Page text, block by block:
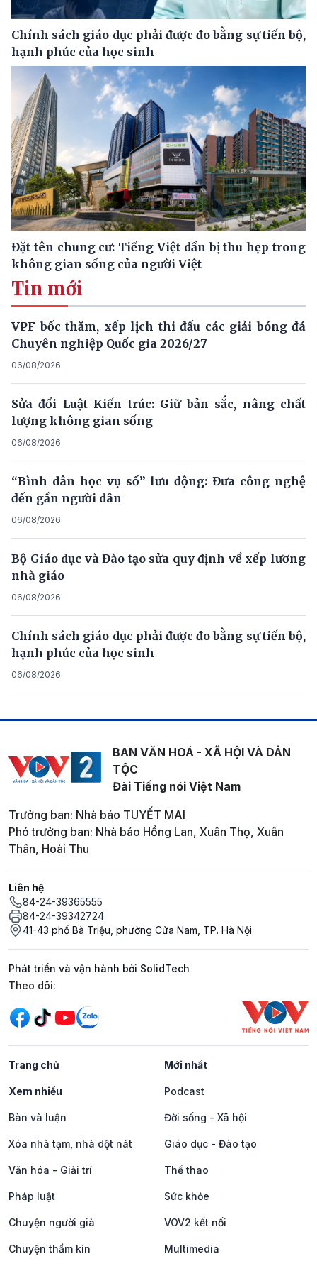
Chính sách giáo dục phải được đo bằng sự tiến bộ,
hạnh phúc của học sinh
Đặt tên chung cư: Tiếng Việt dần bị thu hẹp trong
không gian sống của người Việt
Tin mới
VPF bốc thăm, xếp lịch thi đấu các giải bóng đá
Chuyên nghiệp Quốc gia 2026/27
06/08/2026
Sửa đổi Luật Kiến trúc: Giữ bản sắc, nâng chất
lượng không gian sống
06/08/2026
“Bình dân học vụ số” lưu động: Đưa công nghệ
đến gần người dân
06/08/2026
Bộ Giáo dục và Đào tạo sửa quy định về xếp lương
nhà giáo
06/08/2026
Chính sách giáo dục phải được đo bằng sự tiến bộ,
hạnh phúc của học sinh
06/08/2026
BAN VĂN HOÁ - XÃ HỘI VÀ DÂN
TỘC
Đài Tiếng nói Việt Nam
Trưởng ban: Nhà báo TUYẾT MAI
Phó trưởng ban: Nhà báo Hồng Lan, Xuân Thọ, Xuân
Thân, Hoài Thu
Liên hệ
84-24-39365555
84-24-39342724
41-43 phố Bà Triệu, phường Cửa Nam, TP. Hà Nội
Phát triển và vận hành bởi SolidTech
Mạng xã hội
Theo dõi:
Trang chủ Mới nhất
Xem nhiều Podcast
Bàn và luận Đời sống - Xã hội
Xóa nhà tạm, nhà dột nát Giáo dục - Đào tạo
Văn hóa - Giải trí Thể thao
Pháp luật Sức khỏe
Chuyện người già VOV2 kết nối
Chuyện thầm kín Multimedia